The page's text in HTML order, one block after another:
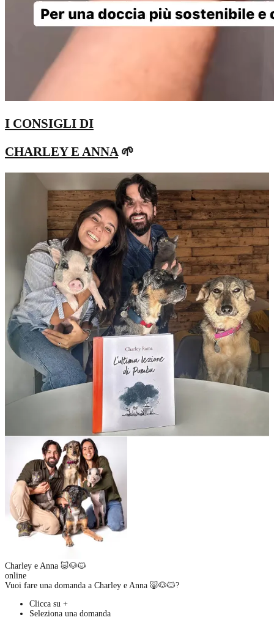
I CONSIGLI DI
CHARLEY E ANNA 🌱
Charley e Anna 🐷🐶🐱
online
Vuoi fare una domanda a Charley e Anna 🐷🐶🐱?
Clicca su +
Seleziona una domanda